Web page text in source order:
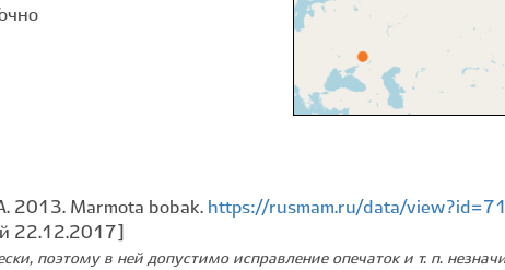
2013. Marmota bobak. https://rusmam.ru/data/
22.12.2017]
поэтому в ней допустимо исправление опечаток и т. п.